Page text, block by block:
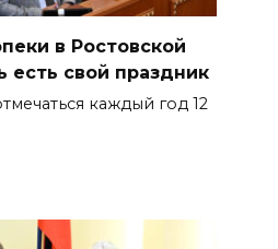
в Ростовской
есть свой праздник
каждый год 12